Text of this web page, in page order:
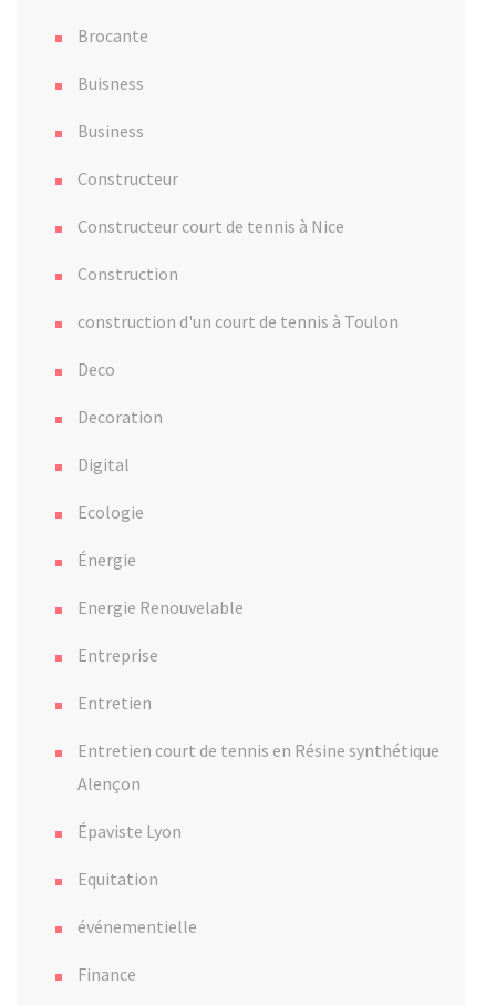
Brocante
Buisness
Business
Constructeur
Constructeur court de tennis à Nice
Construction
construction d'un court de tennis à Toulon
Deco
Decoration
Digital
Ecologie
Énergie
Energie Renouvelable
Entreprise
Entretien
Entretien court de tennis en Résine synthétique
Alençon
Épaviste Lyon
Equitation
événementielle
Finance